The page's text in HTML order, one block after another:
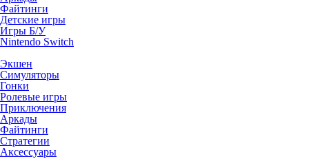
Файтинги
Детские игры
Игры Б/У
Nintendo Switch
Экшен
Симуляторы
Гонки
Ролевые игры
Приключения
Аркады
Файтинги
Стратегии
Аксессуары